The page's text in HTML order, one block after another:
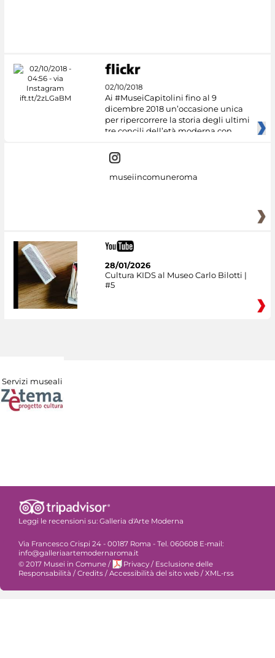
02/10/2018
Ai #MuseiCapitolini fino al 9
dicembre 2018 un’occasione unica
per ripercorrere la storia degli ultimi
tre concili dell’età moderna con
museiincomuneroma
28/01/2026
Cultura KIDS al Museo Carlo Bilotti |
#5
Servizi museali
Leggi le recensioni su: Galleria d'Arte Moderna
Via Francesco Crispi 24 - 00187 Roma - Tel. 060608 E-mail:
info@galleriaartemodernaroma.it
© 2017 Musei in Comune / Privacy / Esclusione delle
Responsabilità / Credits / Accessibilità del sito web / XML-rss